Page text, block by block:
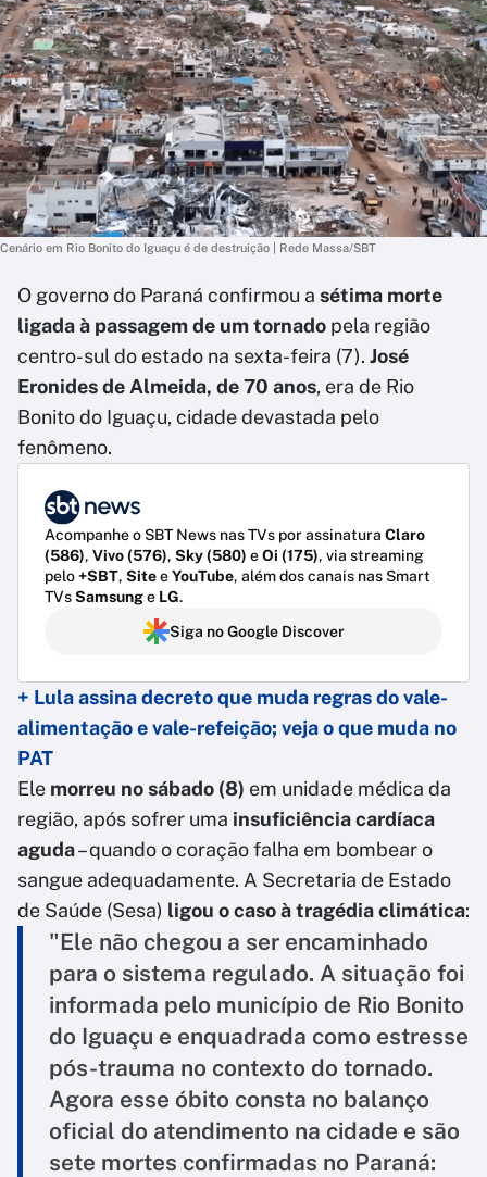
Cenário em Rio Bonito do Iguaçu é de destruição | Rede Massa/SBT
O governo do Paraná confirmou a sétima morte
ligada à passagem de um tornado pela região
centro-sul do estado na sexta-feira (7). José
Eronides de Almeida, de 70 anos, era de Rio
Bonito do Iguaçu, cidade devastada pelo
fenômeno.
Acompanhe o SBT News nas TVs por assinatura Claro
(586), Vivo (576), Sky (580) eOi (175), via streaming
pelo+SBT, SiteeYouTube, além dos canais nas Smart
TVsSamsunge LG.
Siga no Google Discover
+ Lula assina decreto que muda regras do vale-
alimentação e vale-refeição; veja o que muda no
PAT
Ele morreu no sábado (8) em unidade médica da
região, após sofrer uma insuficiência cardíaca
aguda– quando o coração falha em bombear o
sangue adequadamente. A Secretaria de Estado
de Saúde (Sesa) ligou o caso à tragédia climática:
"Ele não chegou a ser encaminhado
para o sistema regulado. A situação foi
informada pelo município de Rio Bonito
do Iguaçu e enquadrada como estresse
pós-trauma no contexto do tornado.
Agora esse óbito consta no balanço
oficial do atendimento na cidade e são
sete mortes confirmadas no Paraná: